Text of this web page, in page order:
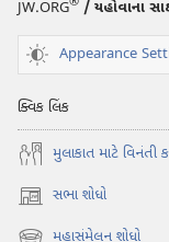
JW.ORG / યહોવાના
Appearance
ક્વિક લિંક
મુલાકાત માટે વિનંતી
સભા શોધો
(opens
new મહાસંમેલન શોધો